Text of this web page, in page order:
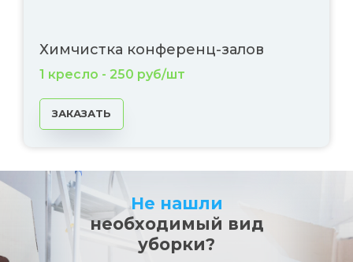
Химчистка конференц-залов
1 кресло - 250 руб/шт
ЗАКАЗАТЬ
Не нашли
необходимый вид
уборки?